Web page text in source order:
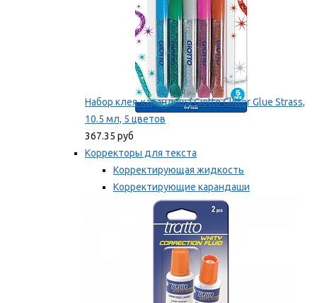
Набор клея-карандаша Giotto Glitter Glue Strass,
10.5 мл, 5 цветов
367.35 руб
Корректоры для текста
Корректирующая жидкость
Корректирующие карандаши
Корректирующие ленты
Мы рекомендуем